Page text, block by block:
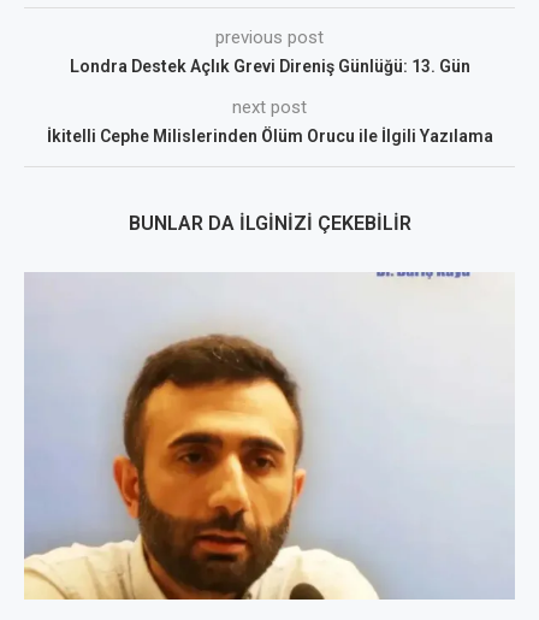
previous post
Londra Destek Açlık Grevi Direniş Günlüğü: 13. Gün
next post
İkitelli Cephe Milislerinden Ölüm Orucu ile İlgili Yazılama
BUNLAR DA İLGINIZI ÇEKEBILIR